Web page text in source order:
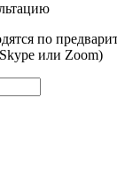
по
или Zoom)